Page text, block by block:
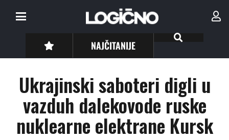
NAJČITANIJE
Ukrajinski saboteri digli u
vazduh dalekovode ruske
nuklearne elektrane Kursk